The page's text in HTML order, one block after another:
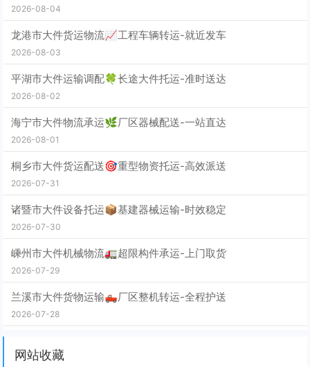
2026-08-04
龙港市大件货运物流📈工程车辆转运-就近发车
2026-08-03
平湖市大件运输调配🍀长途大件托运-准时送达
2026-08-02
海宁市大件物流承运🌿厂区器械配送-一站直达
2026-08-01
桐乡市大件货运配送🎯重型物资托运-高效派送
2026-07-31
诸暨市大件设备托运📦基建器械运输-时效稳定
2026-07-30
嵊州市大件机械物流🚛超限构件承运-上门取货
2026-07-29
兰溪市大件货物运输🛻厂区整机转运-全程护送
2026-07-28
网站收藏